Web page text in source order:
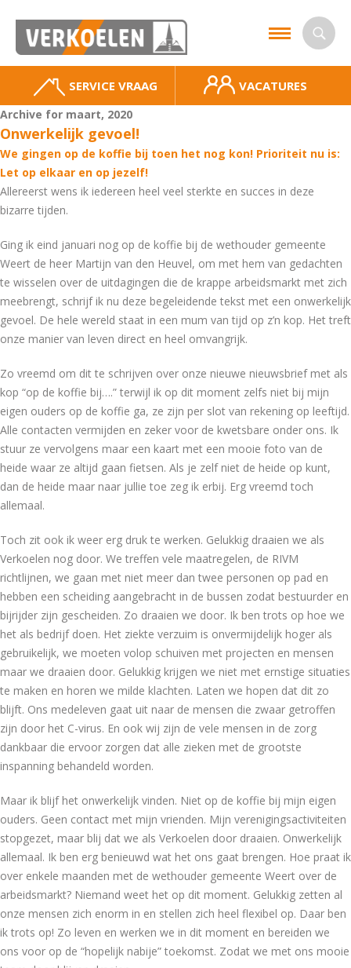
SERVICE VRAAG VACATURES
Archive for maart, 2020
Onwerkelijk gevoel!
We gingen op de koffie bij toen het nog kon! Prioriteit nu is:
Let op elkaar en op jezelf!
Allereerst wens ik iedereen heel veel sterkte en succes in deze
bizarre tijden.
Ging ik eind januari nog op de koffie bij de wethouder gemeente
Weert de heer Martijn van den Heuvel, om met hem van gedachten
te wisselen over de uitdagingen die de krappe arbeidsmarkt met zich
meebrengt, schrijf ik nu deze begeleidende tekst met een onwerkelijk
gevoel. De hele wereld staat in een mum van tijd op z’n kop. Het treft
onze manier van leven direct en heel omvangrijk.
Zo vreemd om dit te schrijven over onze nieuwe nieuwsbrief met als
kop “op de koffie bij….” terwijl ik op dit moment zelfs niet bij mijn
eigen ouders op de koffie ga, ze zijn per slot van rekening op leeftijd.
Alle contacten vermijden en zeker voor de kwetsbare onder ons. Ik
stuur ze vervolgens maar een kaart met een mooie foto van de
heide waar ze altijd gaan fietsen. Als je zelf niet de heide op kunt,
dan de heide maar naar jullie toe zeg ik erbij. Erg vreemd toch
allemaal.
Toch zit ook ik weer erg druk te werken. Gelukkig draaien we als
Verkoelen nog door. We treffen vele maatregelen, de RIVM
richtlijnen, we gaan met niet meer dan twee personen op pad en
hebben een scheiding aangebracht in de bussen zodat bestuurder en
bijrijder zijn gescheiden. Zo draaien we door. Ik ben trots op hoe we
het als bedrijf doen. Het ziekte verzuim is onvermijdelijk hoger als
gebruikelijk, we moeten volop schuiven met projecten en mensen
maar we draaien door. Gelukkig krijgen we niet met ernstige situaties
te maken en horen we milde klachten. Laten we hopen dat dit zo
blijft. Ons medeleven gaat uit naar de mensen die zwaar getroffen
zijn door het C-virus. En ook wij zijn de vele mensen in de zorg
dankbaar die ervoor zorgen dat alle zieken met de grootste
inspanning behandeld worden.
Maar ik blijf het onwerkelijk vinden. Niet op de koffie bij mijn eigen
ouders. Geen contact met mijn vrienden. Mijn verenigingsactiviteiten
stopgezet, maar blij dat we als Verkoelen door draaien. Onwerkelijk
allemaal. Ik ben erg benieuwd wat het ons gaat brengen. Hoe praat ik
over enkele maanden met de wethouder gemeente Weert over de
arbeidsmarkt? Niemand weet het op dit moment. Gelukkig zetten al
onze mensen zich enorm in en stellen zich heel flexibel op. Daar ben
ik trots op! Zo leven en werken we in dit moment en bereiden we
ons voor op de “hopelijk nabije” toekomst. Zodat we met ons mooie